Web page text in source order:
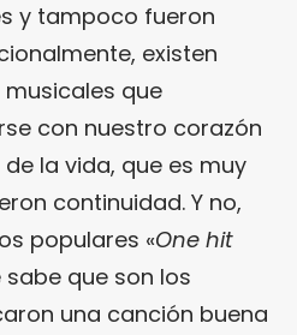
y tampoco fueron
existen
que
con nuestro corazón
la vida, que es muy
continuidad. Y no,
populares «One hit
sabe que son los
una canción buena